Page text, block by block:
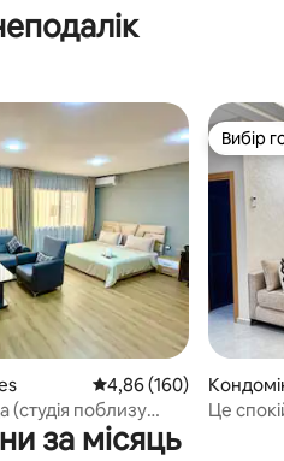
38
Середня оцінка: 4,86
4,86 (160)
поблизу
Вибір
Вибір
Це
за місяць